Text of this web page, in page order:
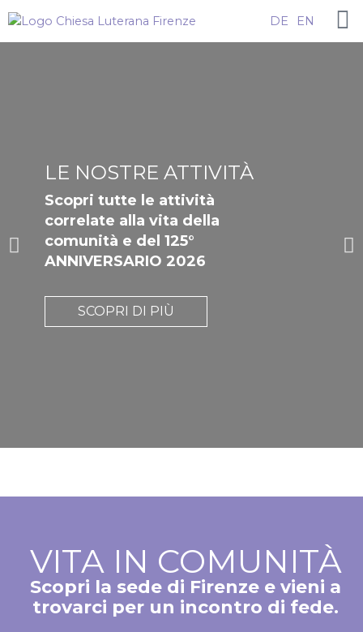
al
contenuto
DE EN
LE NOSTRE ATTIVITÀ
Scopri tutte le attività
correlate alla vita della
comunità e del 125°
ANNIVERSARIO 2026
SCOPRI DI PIÙ
D
p
c
P
p
i
VITA IN COMUNITÀ
Scopri la sede di Firenze e vieni a
trovarci per un incontro di fede.